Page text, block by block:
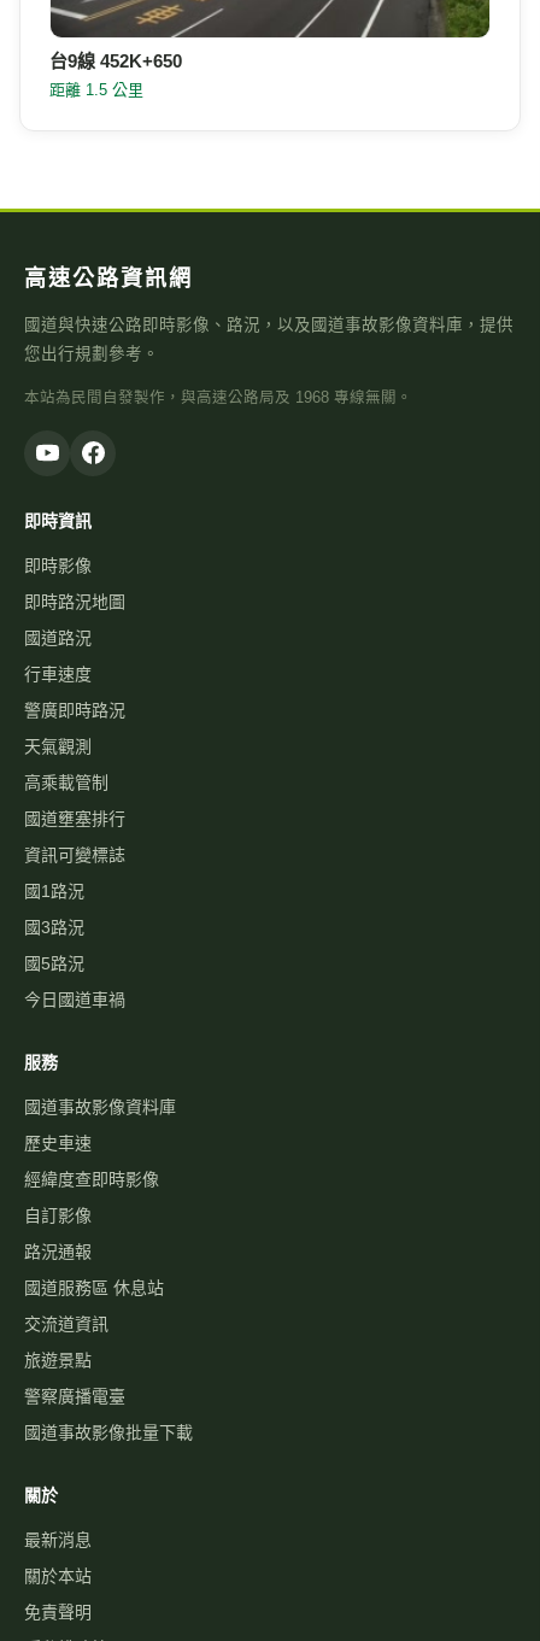
台9線 452K+650
距離 1.5 公里
高速公路資訊網
國道與快速公路即時影像、路況，以及國道事故影像資料庫，提供
您出行規劃參考。
本站為民間自發製作，與高速公路局及 1968 專線無關。
即時資訊
即時影像
即時路況地圖
國道路況
行車速度
警廣即時路況
天氣觀測
高乘載管制
國道壅塞排行
資訊可變標誌
國1路況
國3路況
國5路況
今日國道車禍
服務
國道事故影像資料庫
歷史車速
經緯度查即時影像
自訂影像
路況通報
國道服務區 休息站
交流道資訊
旅遊景點
警察廣播電臺
國道事故影像批量下載
關於
最新消息
關於本站
免責聲明